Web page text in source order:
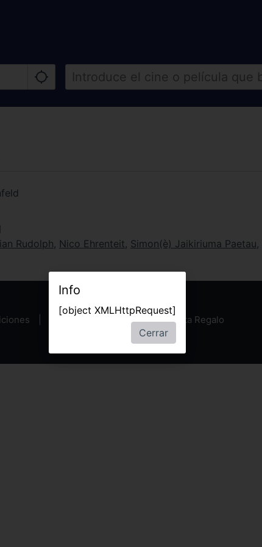
Rudolph, Nico Ehrenteit, Simon(è) Jaikiriuma Paetau,
Política de privacidad Tarjeta Regalo
Info
[object XMLHttpRequest]
Cerrar